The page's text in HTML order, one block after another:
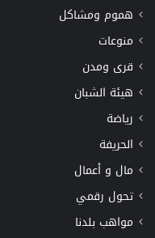
هموم ومشاكل
منوعات
قرى ومدن
هيئة الشبان
رياضة
الحريفة
مال و أعمال
تحول رقمي
مواهب بلدنا